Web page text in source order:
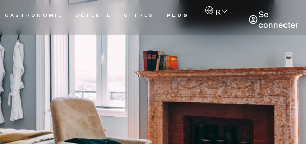
GASTRONOMIE DÉTENTE OFFRES PLUS FR
Se
connecter